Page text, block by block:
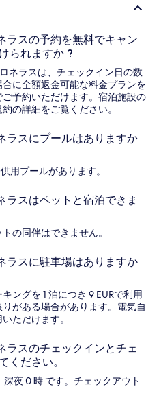
ラスの予約を無料でキャン
られますか ?
ネラスは、チェックイン日の数
に全額返金可能な料金プランを
予約いただけます。宿泊施設の
の詳細をご覧ください。
ラスにプールはありますか
用プールがあります。
ラスはペットと宿泊できま
の同伴はできません。
ラスに駐車場はありますか
ングを 1 泊につき 9 EURで利用
がある場合があります。電気自
ただけます。
ラスのチェックインとチェ
ください。
夜 0 時 です。チェックアウト